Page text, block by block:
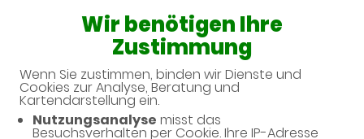
Wir benötigen Ihre
Zustimmung
Wenn Sie zustimmen, binden wir Dienste und
Cookies zur Analyse, Beratung und
Kartendarstellung ein.
Nutzungsanalyse misst das
Besuchsverhalten per Cookie. Ihre IP-Adresse
08:00 - 20:00
Apotheke im Marktkauf